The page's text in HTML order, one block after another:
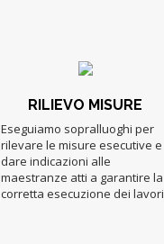
RILIEVO MISURE
Eseguiamo sopralluoghi per
rilevare le misure esecutive e
dare indicazioni alle
maestranze atti a garantire la
corretta esecuzione dei lavori